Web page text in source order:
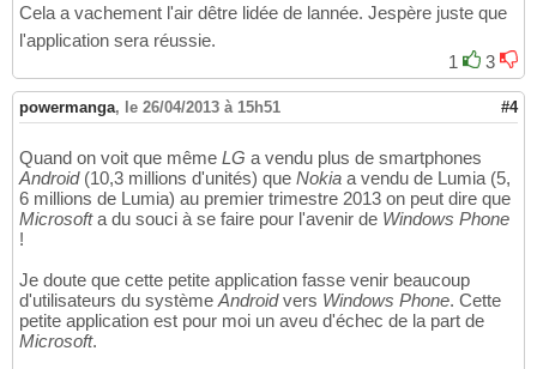
Cela a vachement l'air dêtre lidée de lannée. Jespère juste que
l'application sera réussie.
1
3
powermanga, le 26/04/2013 à 15h51 #4
Quand on voit que même LG a vendu plus de smartphones
Android(10,3 millions d'unités) que Nokia a vendu de Lumia (5,
6 millions de Lumia) au premier trimestre 2013 on peut dire que
Microsofta du souci à se faire pour l'avenir de Windows Phone
!
Je doute que cette petite application fasse venir beaucoup
d'utilisateurs du système Androidvers Windows Phone. Cette
petite application est pour moi un aveu d'échec de la part de
Microsoft.